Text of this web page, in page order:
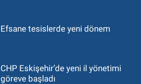
Efsane tesislerde yeni dönem
CHP Eskişehir’de yeni il yönetimi
göreve başladı